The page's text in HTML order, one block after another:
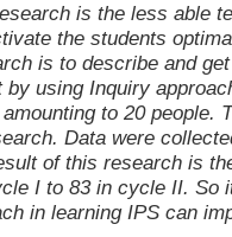
is the less able
the students
is to describe and
using Inquiry
to 20 people.
Data were
of this research is
I to 83 in cycle II. So
in learning IPS can